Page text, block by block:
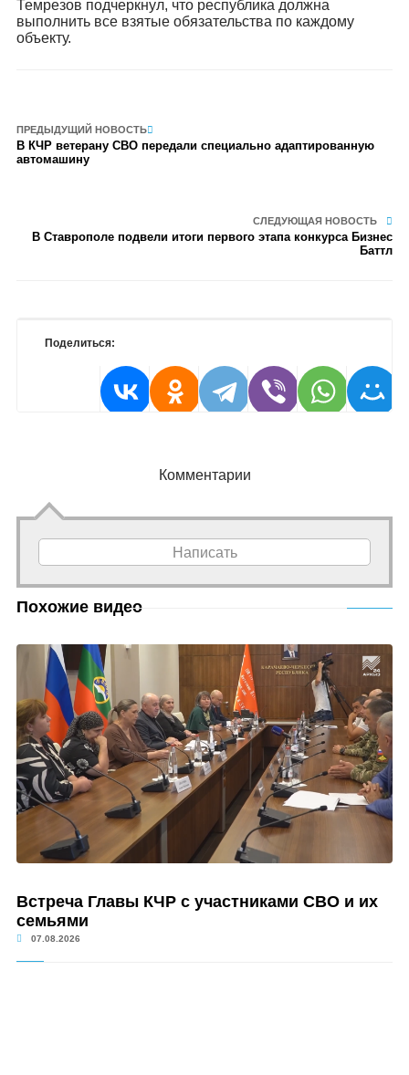
Темрезов подчеркнул, что республика должна
выполнить все взятые обязательства по каждому
объекту.
ПРЕДЫДУЩИЙ НОВОСТЬ
В КЧР ветерану СВО передали специально адаптированную
автомашину
СЛЕДУЮЩАЯ НОВОСТЬ
В Ставрополе подвели итоги первого этапа конкурса Бизнес
Баттл
Поделиться:
Комментарии
Написать
Похожие видео
Встреча Главы КЧР с участниками СВО и их
семьями
07.08.2026